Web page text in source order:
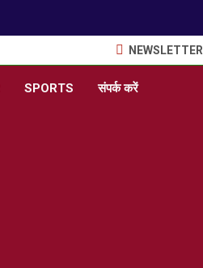
NEWSLETTER
SPORTS संपर्क करें